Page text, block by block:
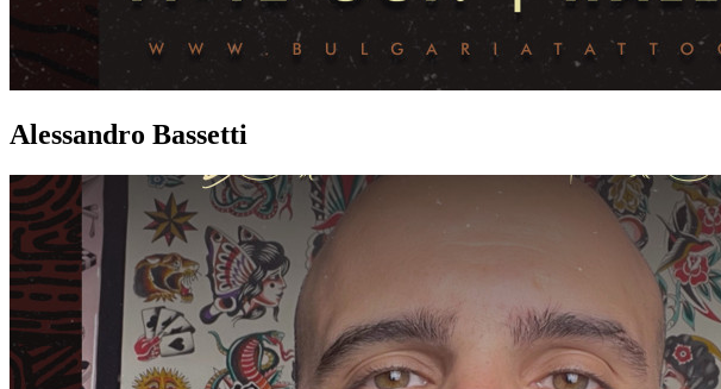
Alessandro Bassetti